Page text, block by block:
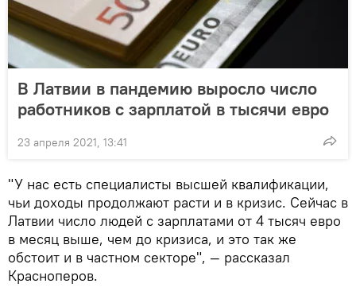
В Латвии в пандемию выросло число
работников с зарплатой в тысячи евро
23 апреля 2021, 13:41
"У нас есть специалисты высшей квалификации,
чьи доходы продолжают расти и в кризис. Сейчас в
Латвии число людей с зарплатами от 4 тысяч евро
в месяц выше, чем до кризиса, и это так же
обстоит и в частном секторе", — рассказал
Красноперов.